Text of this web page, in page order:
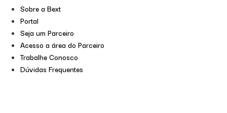
Sobre a Bext
Portal
Seja um Parceiro
Acesso a área do Parceiro
Trabalhe Conosco
Dúvidas Frequentes